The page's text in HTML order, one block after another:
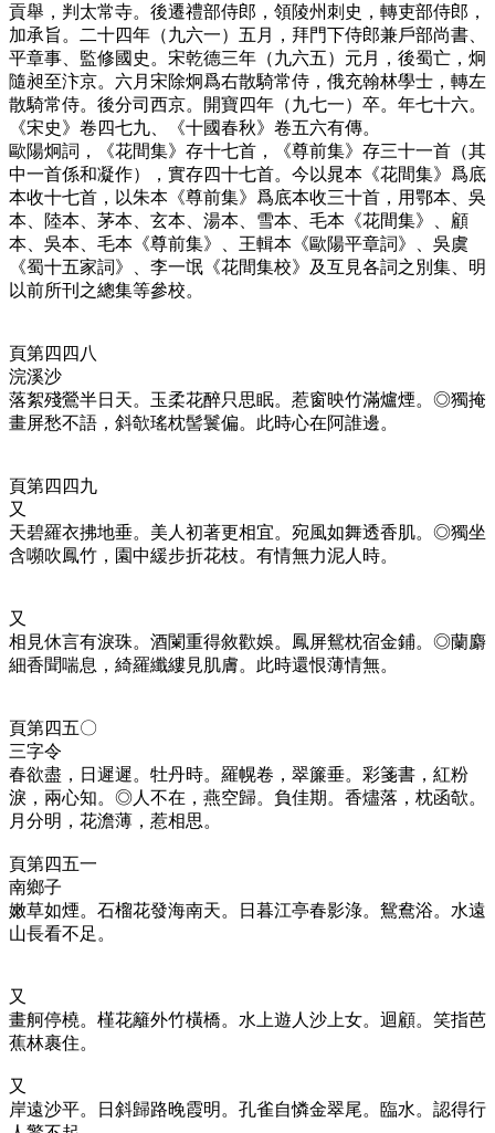
貢舉，判太常寺。後遷禮部侍郎，領陵州刺史，轉吏部侍郎，
加承旨。二十四年（九六一）五月，拜門下侍郎兼戶部尚書、
平章事、監修國史。宋乾德三年（九六五）元月，後蜀亡，炯
隨昶至汴京。六月宋除炯爲右散騎常侍，俄充翰林學士，轉左
散騎常侍。後分司西京。開寶四年（九七一）卒。年七十六。
《宋史》卷四七九、《十國春秋》卷五六有傳。
歐陽炯詞，《花間集》存十七首，《尊前集》存三十一首（其
中一首係和凝作），實存四十七首。今以晁本《花間集》爲底
本收十七首，以朱本《尊前集》爲底本收三十首，用鄂本、吳
本、陸本、茅本、玄本、湯本、雪本、毛本《花間集》、顧
本、吳本、毛本《尊前集》、王輯本《歐陽平章詞》、吳虞
《蜀十五家詞》、李一氓《花間集校》及互見各詞之別集、明
以前所刊之總集等參校。
頁第四四八
浣溪沙
落絮殘鶯半日天。玉柔花醉只思眠。惹窗映竹滿爐煙。◎獨掩
畫屏愁不語，斜欹瑤枕髻鬟偏。此時心在阿誰邊。
頁第四四九
又
天碧羅衣拂地垂。美人初著更相宜。宛風如舞透香肌。◎獨坐
含嚬吹鳳竹，園中緩步折花枝。有情無力泥人時。
又
相見休言有淚珠。酒闌重得敘歡娛。鳳屏鴛枕宿金鋪。◎蘭麝
細香聞喘息，綺羅纖縷見肌膚。此時還恨薄情無。
頁第四五〇
三字令
春欲盡，日遲遲。牡丹時。羅幌卷，翠簾垂。彩箋書，紅粉
淚，兩心知。◎人不在，燕空歸。負佳期。香燼落，枕函欹。
月分明，花澹薄，惹相思。
頁第四五一
南鄉子
嫩草如煙。石榴花發海南天。日暮江亭春影淥。鴛鴦浴。水遠
山長看不足。
又
畫舸停橈。槿花籬外竹橫橋。水上遊人沙上女。迴顧。笑指芭
蕉林裹住。
又
岸遠沙平。日斜歸路晚霞明。孔雀自憐金翠尾。臨水。認得行